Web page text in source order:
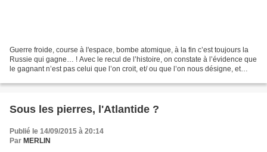
Guerre froide, course à l'espace, bombe atomique, à la fin c’est toujours la
Russie qui gagne… ! Avec le recul de l’histoire, on constate à l’évidence que
le gagnant n’est pas celui que l’on croit, et/ ou que l’on nous désigne, et
Sous les pierres, l'Atlantide ?
Publié le 14/09/2015 à 20:14
Par MERLIN